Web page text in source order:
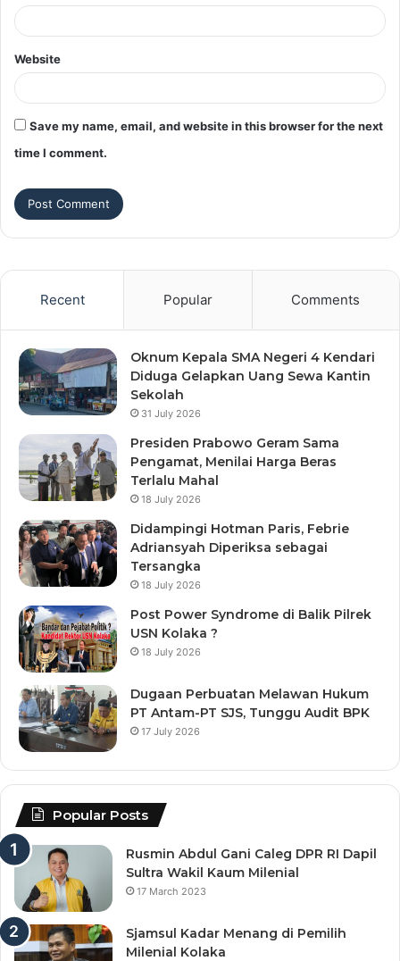
Website
Save my name, email, and website in this browser for the next
time I comment.
Recent Popular Comments
Oknum Kepala SMA Negeri 4 Kendari
Diduga Gelapkan Uang Sewa Kantin
Sekolah
31 July 2026
Presiden Prabowo Geram Sama
Pengamat, Menilai Harga Beras
Terlalu Mahal
18 July 2026
Didampingi Hotman Paris, Febrie
Adriansyah Diperiksa sebagai
Tersangka
18 July 2026
Post Power Syndrome di Balik Pilrek
USN Kolaka ?
18 July 2026
Dugaan Perbuatan Melawan Hukum
PT Antam-PT SJS, Tunggu Audit BPK
17 July 2026
Popular Posts
Rusmin Abdul Gani Caleg DPR RI Dapil
Sultra Wakil Kaum Milenial
17 March 2023
Sjamsul Kadar Menang di Pemilih
Milenial Kolaka